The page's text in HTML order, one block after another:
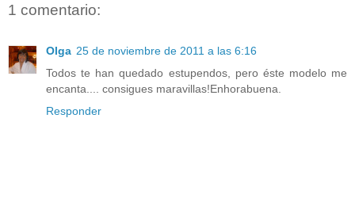
1 comentario:
Olga 25 de noviembre de 2011 a las 6:16
Todos te han quedado estupendos, pero éste modelo me
encanta.... consigues maravillas!Enhorabuena.
Responder